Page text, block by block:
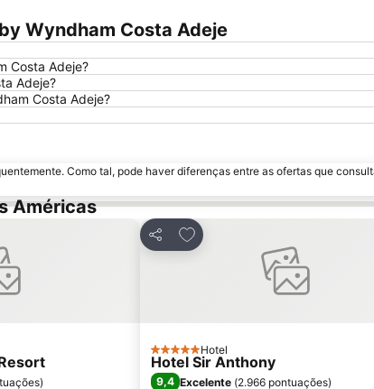
Wyndham Costa Adeje
Costa Adeje?
Adeje?
Costa Adeje?
Como tal, pode haver diferenças entre as ofertas que
Américas
)
Partilhar
Adicionar aos favoritos
5 EstrelasHotel
Hotel Sir Anthony
9,4 Excelente (2.966 pontuações)